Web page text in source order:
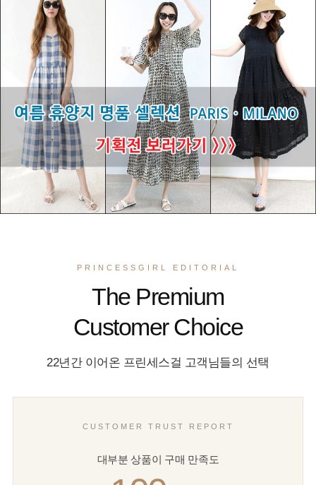
PRINCESSGIRL EDITORIAL
The Premium
Customer Choice
22년간 이어온 프린세스걸 고객님들의 선택
CUSTOMER TRUST REPORT
대부분 상품이 구매 만족도